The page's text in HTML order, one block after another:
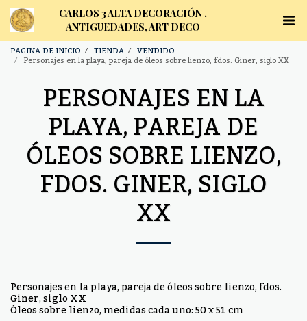
CARLOS 3 ALTA DECORACIÓN ,
ANTIGUEDADES, ART DECO
PAGINA DE INICIO TIENDA VENDIDO
Personajes en la playa, pareja de óleos sobre lienzo, fdos. Giner, siglo XX
PERSONAJES EN LA
PLAYA, PAREJA DE
ÓLEOS SOBRE LIENZO,
FDOS. GINER, SIGLO
XX
Personajes en la playa, pareja de óleos sobre lienzo, fdos.
Giner, siglo XX
Óleos sobre lienzo, medidas cada uno: 50 x 51 cm